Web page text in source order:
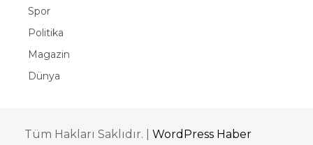
Spor
Politika
Magazin
Dünya
Tüm Hakları Saklıdır. | WordPress Haber